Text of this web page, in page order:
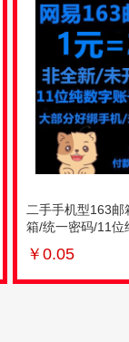
二手手机型163
箱/统一密码/11位
沉迷/不能用于注
￥0.05